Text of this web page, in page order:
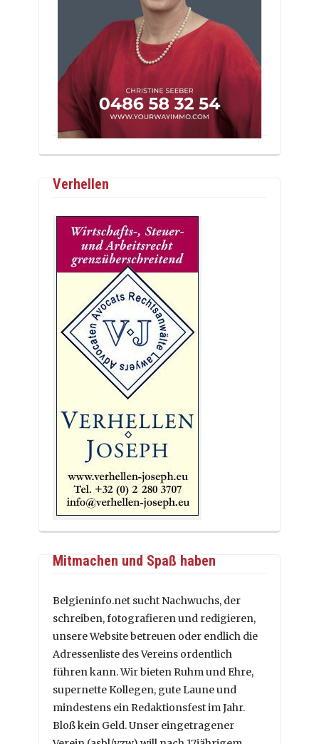
Verhellen
Mitmachen und Spaß haben
Belgieninfo.net sucht Nachwuchs, der
schreiben, fotografieren und redigieren,
unsere Website betreuen oder endlich die
Adressenliste des Vereins ordentlich
führen kann. Wir bieten Ruhm und Ehre,
supernette Kollegen, gute Laune und
mindestens ein Redaktionsfest im Jahr.
Bloß kein Geld. Unser eingetragener